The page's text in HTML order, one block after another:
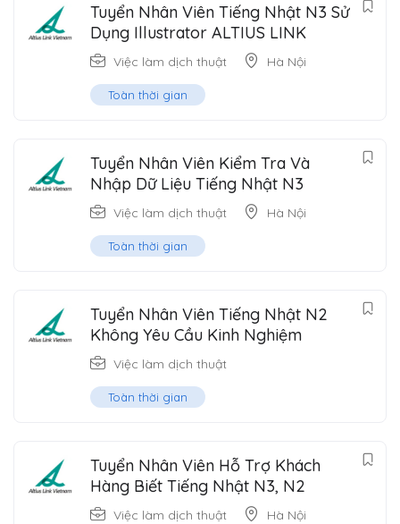
Tuyển Nhân Viên Tiếng Nhật N3 Sử
Dụng Illustrator ALTIUS LINK
Việc làm dịch thuật Hà Nội
Toàn thời gian
Tuyển Nhân Viên Kiểm Tra Và
Nhập Dữ Liệu Tiếng Nhật N3
Việc làm dịch thuật Hà Nội
Toàn thời gian
Tuyển Nhân Viên Tiếng Nhật N2
Không Yêu Cầu Kinh Nghiệm
Việc làm dịch thuật
Toàn thời gian
Tuyển Nhân Viên Hỗ Trợ Khách
Hàng Biết Tiếng Nhật N3, N2
Việc làm dịch thuật Hà Nội